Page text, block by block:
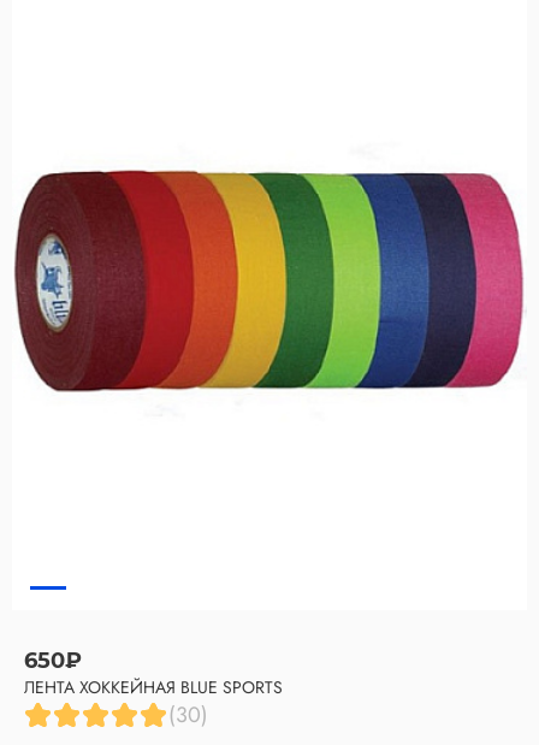
650₽
ЛЕНТА ХОККЕЙНАЯ BLUE SPORTS
(30)